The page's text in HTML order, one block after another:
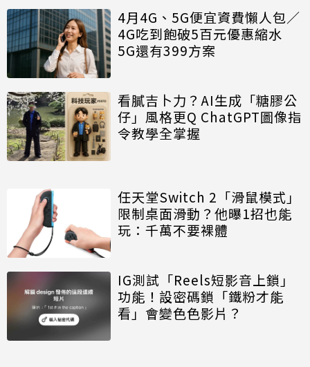
4月4G、5G便宜資費懶人包／
4G吃到飽破5百元優惠縮水
5G還有399方案
看膩吉卜力？AI生成「糖膠公
仔」風格更Q ChatGPT圖像指
令教學全掌握
任天堂Switch 2「滑鼠模式」
限制桌面滑動？他曝1招也能
玩：千萬不要裸體
IG測試「Reels短影音上鎖」
功能！設密碼鎖「鐵粉才能
看」會變色色影片？